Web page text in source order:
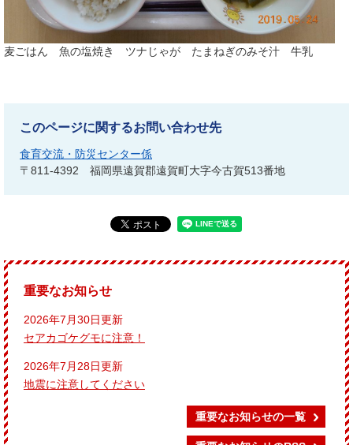
麦ごはん 魚の塩焼き ツナじゃが たまねぎのみそ汁 牛乳
このページに関するお問い合わせ先
食育交流・防災センター係
〒811-4392
福岡県遠賀郡遠賀町大字今古賀513番地
重要なお知らせ
2026年7月30日更新
セアカゴケグモに注意！
2026年7月28日更新
地震に注意してください
重要なお知らせの一覧